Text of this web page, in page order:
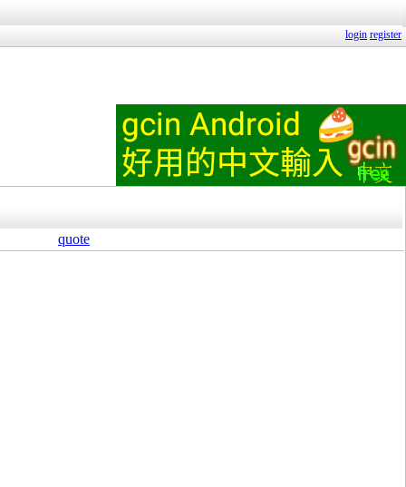
login register
quote